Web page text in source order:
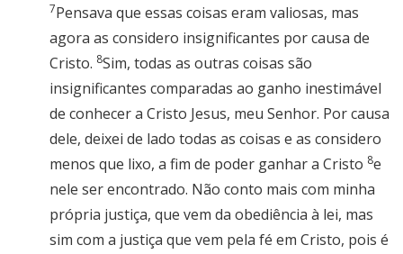
7Pensava que essas coisas eram valiosas, mas
agora as considero insignificantes por causa de
Cristo. 8Sim, todas as outras coisas são
insignificantes comparadas ao ganho inestimável
de conhecer a Cristo Jesus, meu Senhor. Por causa
dele, deixei de lado todas as coisas e as considero
menos que lixo, a fim de poder ganhar a Cristo 8e
nele ser encontrado. Não conto mais com minha
própria justiça, que vem da obediência à lei, mas
sim com a justiça que vem pela fé em Cristo, pois é